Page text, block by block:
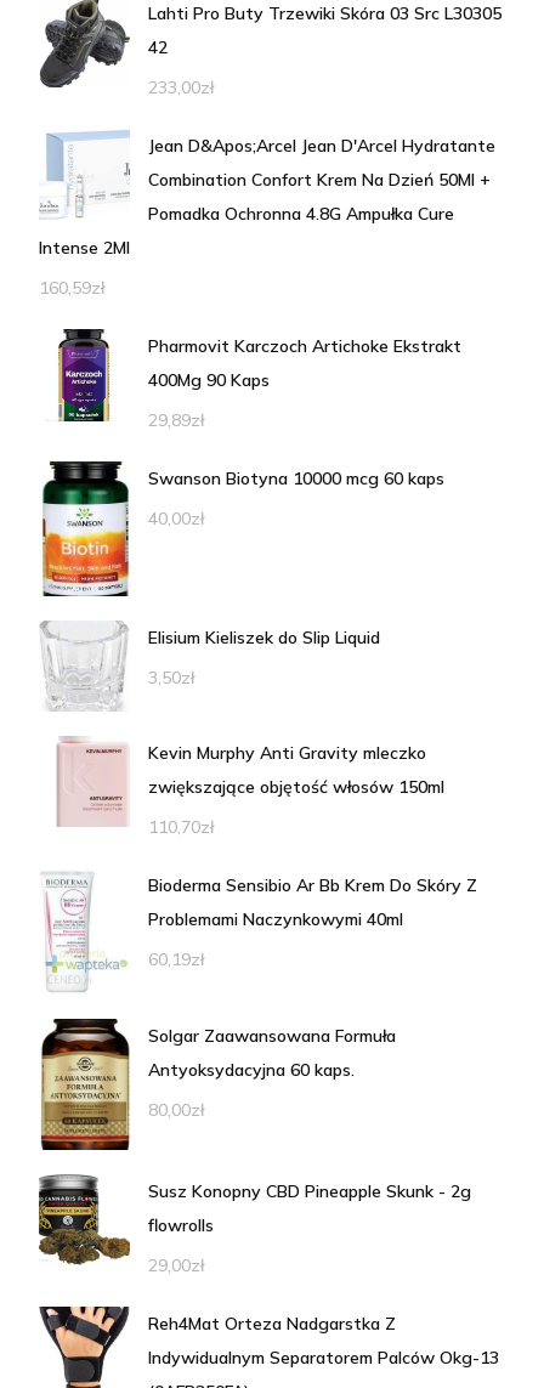
Lahti Pro Buty Trzewiki Skóra 03 Src L30305
42
233,00zł
Jean D&Apos;Arcel Jean D'Arcel Hydratante
Combination Confort Krem Na Dzień 50Ml +
Pomadka Ochronna 4.8G Ampułka Cure
Intense 2Ml
160,59zł
Pharmovit Karczoch Artichoke Ekstrakt
400Mg 90 Kaps
29,89zł
Swanson Biotyna 10000 mcg 60 kaps
40,00zł
Elisium Kieliszek do Slip Liquid
3,50zł
Kevin Murphy Anti Gravity mleczko
zwiększające objętość włosów 150ml
110,70zł
Bioderma Sensibio Ar Bb Krem Do Skóry Z
Problemami Naczynkowymi 40ml
60,19zł
Solgar Zaawansowana Formuła
Antyoksydacyjna 60 kaps.
80,00zł
Susz Konopny CBD Pineapple Skunk - 2g
flowrolls
29,00zł
Reh4Mat Orteza Nadgarstka Z
Indywidualnym Separatorem Palców Okg-13